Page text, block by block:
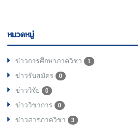
หมวดหมู่
ข่าวการศึกษาภาควิชา 1
ข่าวรับสมัคร 0
ข่าววิจัย 0
ข่าววิชาการ 0
ข่าวสารภาควิชา 3